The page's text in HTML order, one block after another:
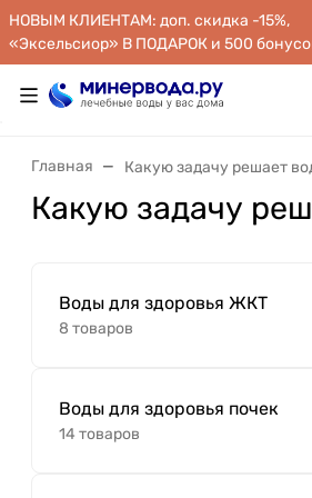
НОВЫМ КЛИЕНТАМ: доп. скидка -15%,
«Эксельсиор» В ПОДАРОК и 500
Главная Какую задачу решает
Какую задачу
Воды для здоровья ЖКТ
8 товаров
Воды для здоровья почек
14 товаров